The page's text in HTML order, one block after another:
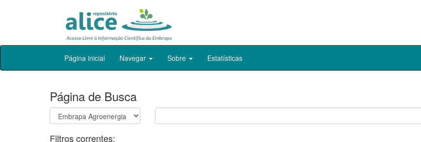
Skip
Página inicial Navegar Sobre Estatísticas
Página de Busca
Filtros correntes: